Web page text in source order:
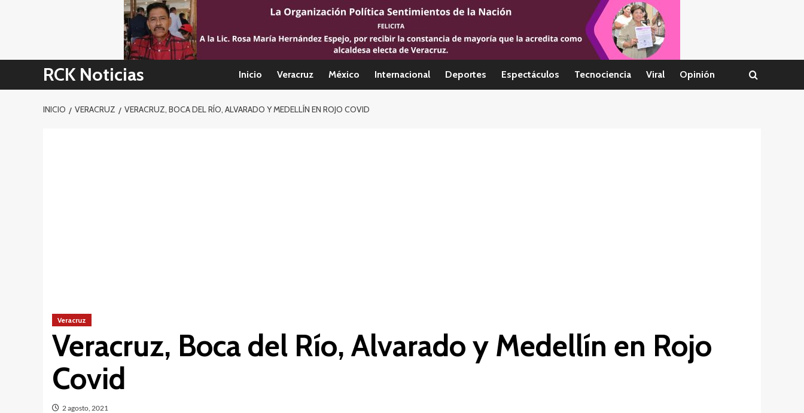
RCK Noticias Inicio Veracruz México Internacional Deportes Espectáculos Tecnociencia Viral Opinión
INICIO VERACRUZ VERACRUZ, BOCA DEL RÍO, ALVARADO Y MEDELLÍN EN ROJO COVID
Veracruz
Veracruz, Boca del Río, Alvarado y Medellín en Rojo
Covid
2 agosto, 2021